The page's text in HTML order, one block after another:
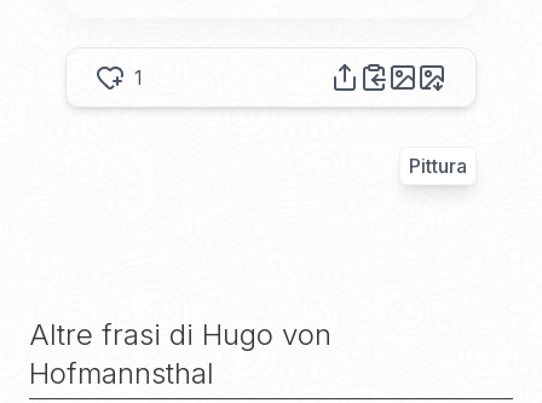
1
Pittura
Altre frasi di Hugo von
Hofmannsthal